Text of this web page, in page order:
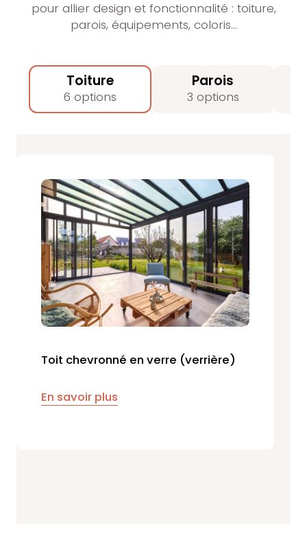
pour allier design et fonctionnalité : toiture,
parois, équipements, coloris…
Toiture
6 options
Parois
3 options
Toit chevronné en verre (verrière)
En savoir plus